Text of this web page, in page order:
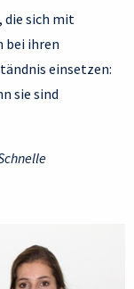
die sich mit
bei ihren
einsetzen:
sie sind